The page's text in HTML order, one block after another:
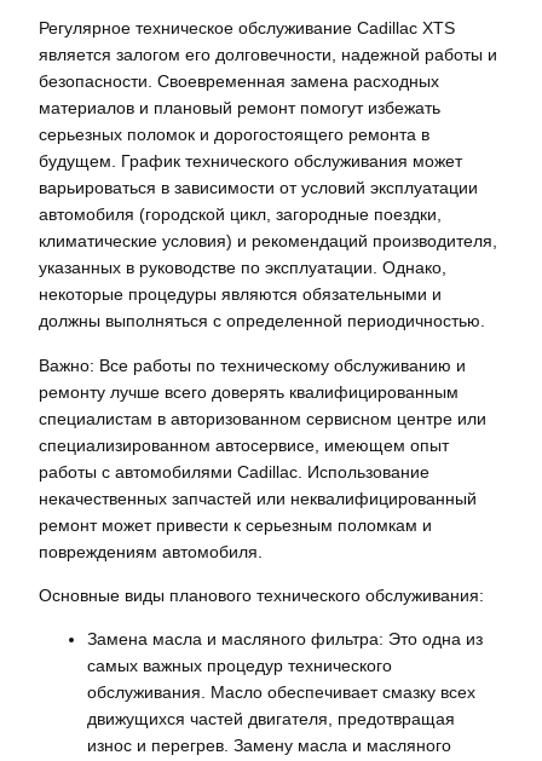
Регулярное техническое обслуживание Cadillac XTS
является залогом его долговечности, надежной работы и
безопасности. Своевременная замена расходных
материалов и плановый ремонт помогут избежать
серьезных поломок и дорогостоящего ремонта в
будущем. График технического обслуживания может
варьироваться в зависимости от условий эксплуатации
автомобиля (городской цикл, загородные поездки,
климатические условия) и рекомендаций производителя,
указанных в руководстве по эксплуатации. Однако,
некоторые процедуры являются обязательными и
должны выполняться с определенной периодичностью.
Важно: Все работы по техническому обслуживанию и
ремонту лучше всего доверять квалифицированным
специалистам в авторизованном сервисном центре или
специализированном автосервисе, имеющем опыт
работы с автомобилями Cadillac. Использование
некачественных запчастей или неквалифицированный
ремонт может привести к серьезным поломкам и
повреждениям автомобиля.
Основные виды планового технического обслуживания:
Замена масла и масляного фильтра: Это одна из
самых важных процедур технического
обслуживания. Масло обеспечивает смазку всех
движущихся частей двигателя, предотвращая
износ и перегрев. Замену масла и масляного